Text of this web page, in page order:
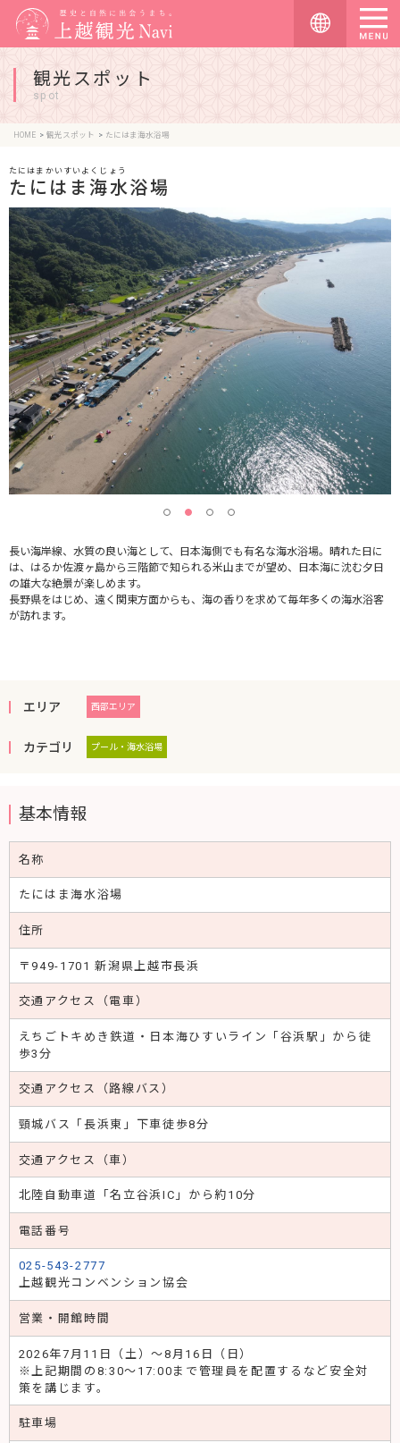
観光スポット
spot
HOME 観光スポット たにはま海水浴場
たにはま海水浴場
たにはまかいすいよくじょう
長い海岸線、水質の良い海として、日本海側でも有名な海水浴場。晴れた日に
は、はるか佐渡ヶ島から三階節で知られる米山までが望め、日本海に沈む夕日
の雄大な絶景が楽しめます。
長野県をはじめ、遠く関東方面からも、海の香りを求めて毎年多くの海水浴客
が訪れます。
エリア 西部エリア
カテゴリ プール・海水浴場
基本情報
名称
たにはま海水浴場
住所
〒949-1701 新潟県上越市長浜
交通アクセス（電車）
えちごトキめき鉄道・日本海ひすいライン「谷浜駅」から徒
歩3分
交通アクセス（路線バス）
頸城バス「長浜東」下車徒歩8分
交通アクセス（車）
北陸自動車道「名立谷浜IC」から約10分
電話番号
025-543-2777
上越観光コンベンション協会
営業・開館時間
2026年7月11日（土）～8月16日（日）
※上記期間の8:30～17:00まで管理員を配置するなど安全対
策を講じます。
駐車場